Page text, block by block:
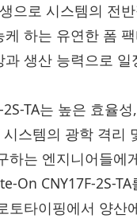
으로 시스템의 전
하는 유연한 폼
생산 능력으로
TA는 높은 효율
스템의 광학 격리
하는 엔지니어들에
On CNY17F-2S-
토타이핑에서 양